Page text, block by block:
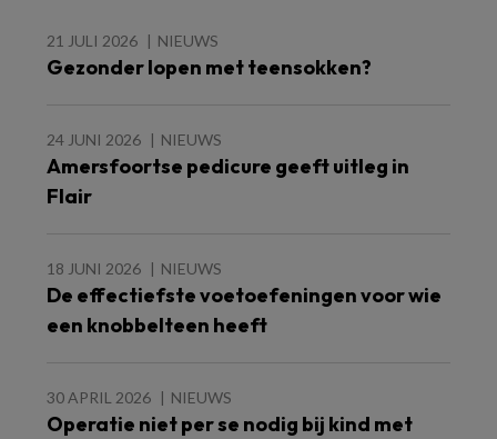
21 JULI 2026 NIEUWS
Gezonder lopen met teensokken?
24 JUNI 2026 NIEUWS
Amersfoortse pedicure geeft uitleg in
Flair
18 JUNI 2026 NIEUWS
De effectiefste voetoefeningen voor wie
een knobbelteen heeft
30 APRIL 2026 NIEUWS
Operatie niet per se nodig bij kind met